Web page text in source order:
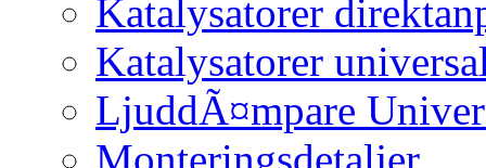
Katalysatorer
Katalysatorer
LjuddÃ¤mpare
Monteringsdetaljer